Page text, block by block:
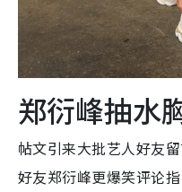
郑衍峰抽水
帖文引来大批艺人好友
好友郑衍峰更爆笑评论